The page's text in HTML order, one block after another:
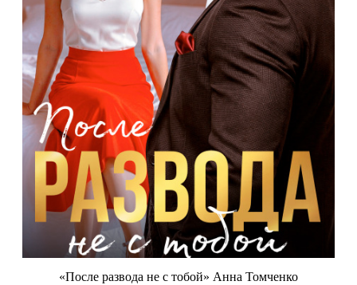
«После развода не с тобой» Анна Томченко